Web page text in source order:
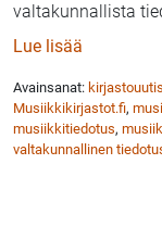
valtakunnallista
Lue lisää
Avainsanat:
Musiikkikirjastot.fi,
musiikkitiedotus,
valtakunnallinen